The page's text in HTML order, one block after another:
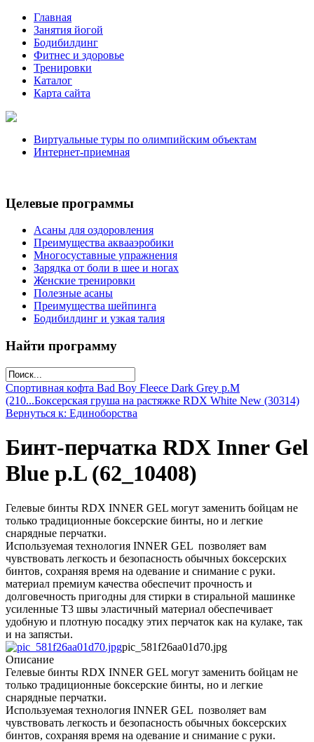
Главная
Занятия йогой
Бодибилдинг
Фитнес и здоровье
Тренировки
Каталог
Карта сайта
Виртуальные туры по олимпийским объектам
Интернет-приемная
Целевые программы
Асаны для оздоровления
Преимущества аквааэробики
Многосуставные упражнения
Зарядка от боли в шее и ногах
Женские тренировки
Полезные асаны
Преимущества шейпинга
Бодибилдинг и узкая талия
Найти программу
Спортивная кофта Bad Boy Fleece Dark Grey р.M
(210...Боксерская груша на растяжке RDX White New (30314)
Вернуться к: Единоборства
Бинт-перчатка RDX Inner Gel
Blue р.L (62_10408)
Гелевые бинты RDX INNER GEL могут заменить бойцам не
только традиционные боксерские бинты, но и легкие
снарядные перчатки.
Используемая технология INNER GEL позволяет вам
чувствовать легкость и безопасность обычных боксерских
бинтов, сохраняя время на одевание и снимание с руки.
материал премиум качества обеспечит прочность и
долговечность пригодны для стирки в стиральной машинке
усиленные T3 швы эластичный материал обеспечивает
удобную и плотную посадку этих перчаток как на кулаке, так
и на запястьи.
pic_581f26aa01d70.jpg
Описание
Гелевые бинты RDX INNER GEL могут заменить бойцам не
только традиционные боксерские бинты, но и легкие
снарядные перчатки.
Используемая технология INNER GEL позволяет вам
чувствовать легкость и безопасность обычных боксерских
бинтов, сохраняя время на одевание и снимание с руки.